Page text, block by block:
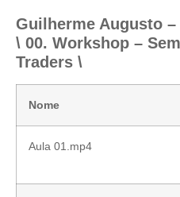
Guilherme Augusto
\ 00. Workshop –
Traders \
Nome
Aula 01.mp4